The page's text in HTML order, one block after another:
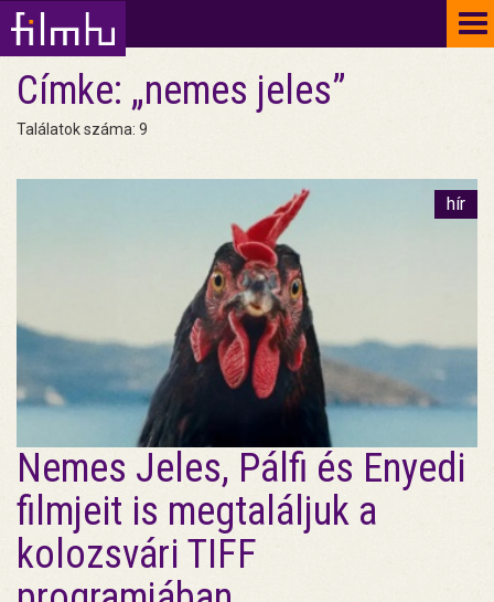
Címke: „nemes jeles”
Találatok száma: 9
hír
Nemes Jeles, Pálfi és Enyedi
filmjeit is megtaláljuk a
kolozsvári TIFF